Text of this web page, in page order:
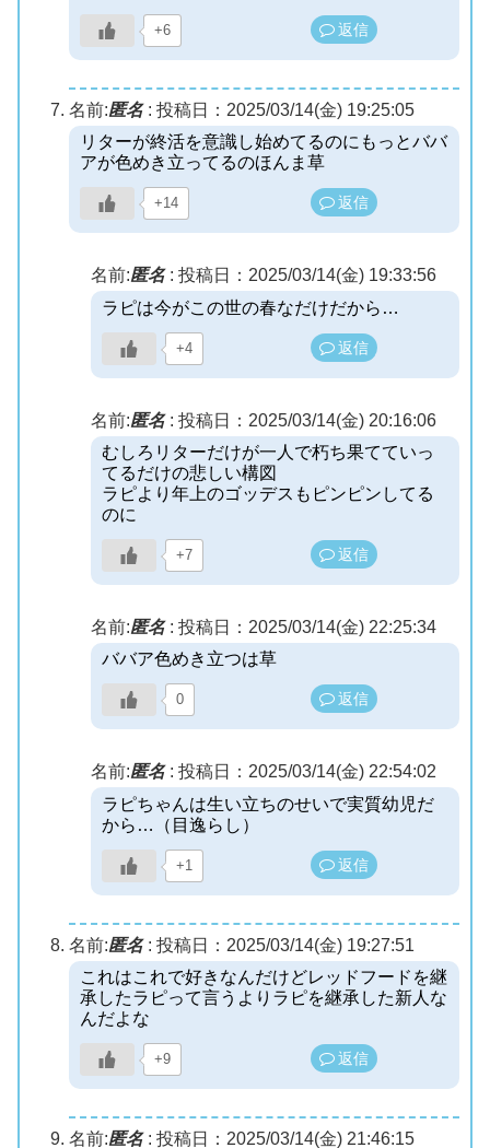
+6 返信
名前:匿名: 投稿日：2025/03/14(金) 19:25:05
リターが終活を意識し始めてるのにもっとババ
アが色めき立ってるのほんま草
+14 返信
名前:匿名: 投稿日：2025/03/14(金) 19:33:56
ラピは今がこの世の春なだけだから…
+4 返信
名前:匿名: 投稿日：2025/03/14(金) 20:16:06
むしろリターだけが一人で朽ち果てていっ
てるだけの悲しい構図
ラピより年上のゴッデスもピンピンしてる
のに
+7 返信
名前:匿名: 投稿日：2025/03/14(金) 22:25:34
ババア色めき立つは草
0 返信
名前:匿名: 投稿日：2025/03/14(金) 22:54:02
ラピちゃんは生い立ちのせいで実質幼児だ
から…（目逸らし）
+1 返信
名前:匿名: 投稿日：2025/03/14(金) 19:27:51
これはこれで好きなんだけどレッドフードを継
承したラピって言うよりラピを継承した新人な
んだよな
+9 返信
名前:匿名: 投稿日：2025/03/14(金) 21:46:15